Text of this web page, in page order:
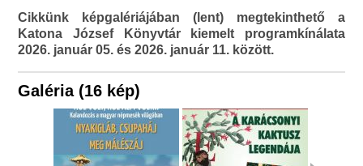
Cikkünk képgalériájában (lent) megtekinthető a
Katona József Könyvtár kiemelt programkínálata
2026. január 05. és 2026. január 11. között.
Galéria (16 kép)